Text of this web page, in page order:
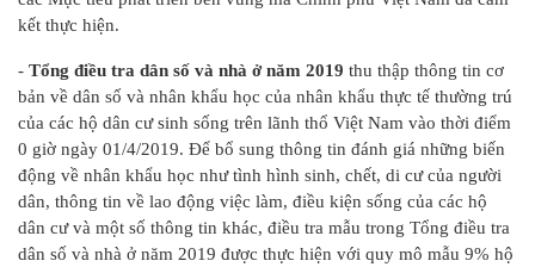
kết thực hiện.
- Tổng điều tra dân số và nhà ở năm 2019 thu thập thông tin cơ
bản về dân số và nhân khẩu học của nhân khẩu thực tế thường trú
của các hộ dân cư sinh sống trên lãnh thổ Việt Nam vào thời điểm
0 giờ ngày 01/4/2019. Để bổ sung thông tin đánh giá những biến
động về nhân khẩu học như tình hình sinh, chết, di cư của người
dân, thông tin về lao động việc làm, điều kiện sống của các hộ
dân cư và một số thông tin khác, điều tra mẫu trong Tổng điều tra
dân số và nhà ở năm 2019 được thực hiện với quy mô mẫu 9% hộ